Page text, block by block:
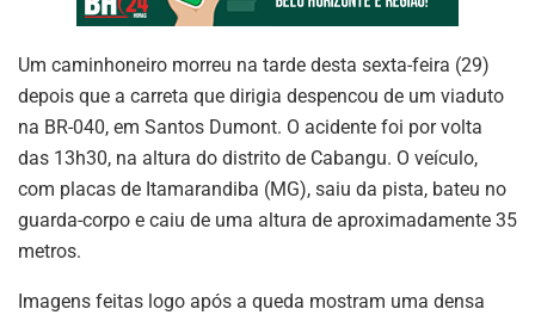
Um caminhoneiro morreu na tarde desta sexta-feira (29)
depois que a carreta que dirigia despencou de um viaduto
na BR-040, em Santos Dumont. O acidente foi por volta
das 13h30, na altura do distrito de Cabangu. O veículo,
com placas de Itamarandiba (MG), saiu da pista, bateu no
guarda-corpo e caiu de uma altura de aproximadamente 35
metros.
Imagens feitas logo após a queda mostram uma densa